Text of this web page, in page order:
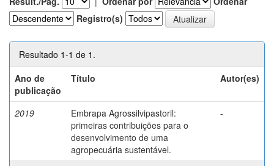
Registro(s)
Resultado 1-1 de 1.
Ano de
publicação
Título Autor(es)
2019
Embrapa Agrossilvipastoril:
primeiras contribuições para o
desenvolvimento de uma
agropecuária sustentável.
-